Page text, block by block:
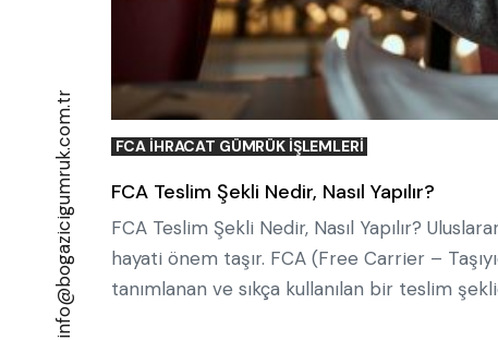
info@bogazicigumruk.com.tr FCA IHRACAT GÜMRÜK IŞLEMLERI
FCA Teslim Şekli Nedir, Nasıl Yapılır?
FCA Teslim Şekli Nedir, Nasıl Yapılır?
hayati önem taşır. FCA (Free Carrier –
tanımlanan ve sıkça kullanılan bir teslim